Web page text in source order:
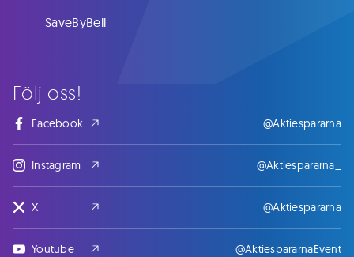
Följ oss!
Facebook @Aktiespararna
Instagram @Aktiespararna_
X @Aktiespararna
Youtube @AktiespararnaEvent
SaveByBell